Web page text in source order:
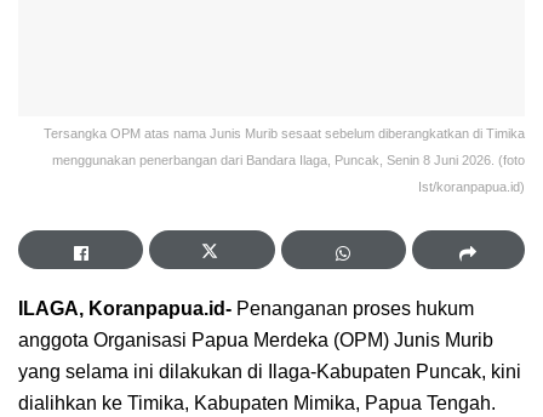
Tersangka OPM atas nama Junis Murib sesaat sebelum diberangkatkan di Timika
menggunakan penerbangan dari Bandara Ilaga, Puncak, Senin 8 Juni 2026. (foto
Ist/koranpapua.id)
ILAGA, Koranpapua.id- Penanganan proses hukum
anggota Organisasi Papua Merdeka (OPM) Junis Murib
yang selama ini dilakukan di Ilaga-Kabupaten Puncak, kini
dialihkan ke Timika, Kabupaten Mimika, Papua Tengah.